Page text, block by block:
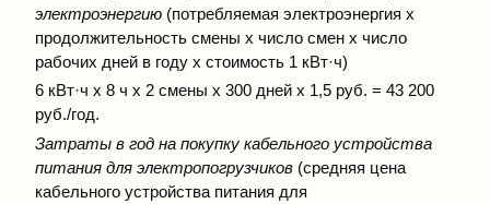
электроэнергию (потребляемая электроэнергия х
продолжительность смены х число смен х число
рабочих дней в году х стоимость 1 кВт·ч)
6 кВт·ч х 8 ч х 2 смены х 300 дней х 1,5 руб. = 43 200
руб./год.
Затраты в год на покупку кабельного устройства
питания для электропогрузчиков (средняя цена
кабельного устройства питания для